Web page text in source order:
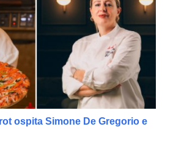
ospita Simone De Gregorio e